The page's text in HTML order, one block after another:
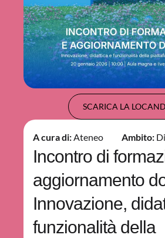
SCARICA LA
A cura di:Ateneo Ambito:
Incontro di
aggiornamento
Innovazione,
funzionalità della